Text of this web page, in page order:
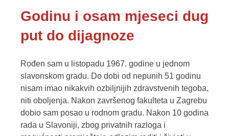
Godinu i osam mjeseci dug
put do dijagnoze
Rođen sam u listopadu 1967. godine u jednom
slavonskom gradu. Do dobi od nepunih 51 godinu
nisam imao nikakvih ozbiljnijih zdravstvenih tegoba,
niti oboljenja. Nakon završenog fakulteta u Zagrebu
dobio sam posao u rodnom gradu. Nakon 10 godina
rada u Slavoniji, zbog privatnih razloga i